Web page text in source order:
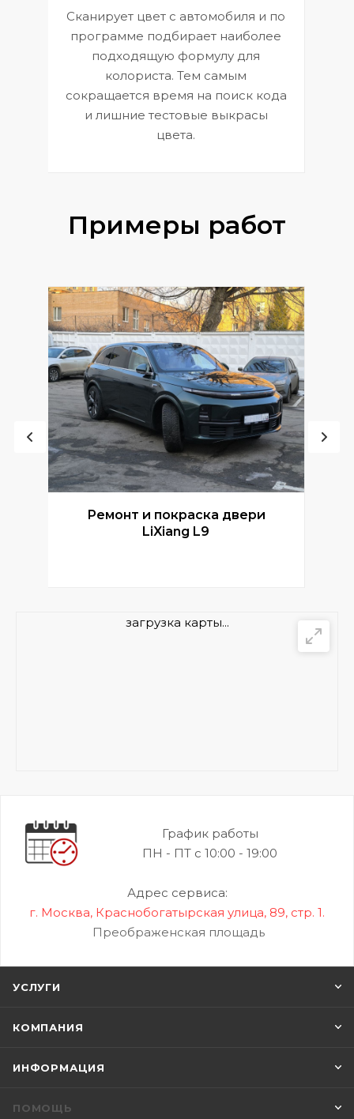
Сканирует цвет с автомобиля и по
программе подбирает наиболее
подходящую формулу для
колориста. Тем самым
сокращается время на поиск кода
и лишние тестовые выкрасы
цвета.
Примеры работ
Ремонт и покраска двери
LiXiang L9
загрузка карты...
График работы
ПН - ПТ с 10:00 - 19:00
Адрес сервиса:
г. Москва, Краснобогатырская улица, 89, стр. 1.
Преображенская площадь
УСЛУГИ
КОМПАНИЯ
ИНФОРМАЦИЯ
ПОМОЩЬ